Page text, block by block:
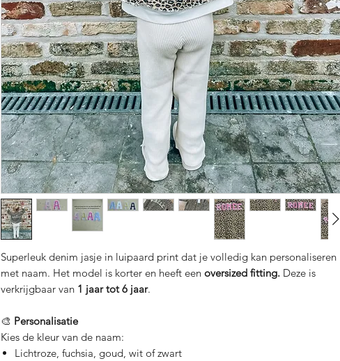
Superleuk denim jasje in luipaard print dat je volledig kan personaliseren
met naam. Het model is korter en heeft een oversized fitting. Deze is
verkrijgbaar van 1 jaar tot 6 jaar.
🎨 Personalisatie
Kies de kleur van de naam:
Lichtroze, fuchsia, goud, wit of zwart